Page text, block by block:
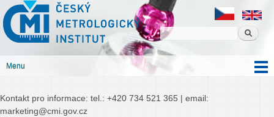
obsahu
Český metrologický institut
Český
metrologický
institut
Menu
Kontakt pro informace: tel.: +420 734 521 365 | email:
marketing@cmi.gov.cz